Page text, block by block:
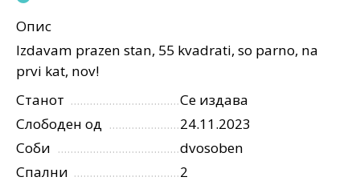
Опис
Izdavam prazen stan, 55 kvadrati, so parno, na
prvi kat, nov!
Станот
Се издава
Слободен од
24.11.2023
Соби
dvosoben
Спални
2